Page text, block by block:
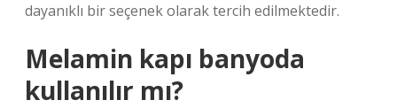
dayanıklı bir seçenek olarak tercih edilmektedir.
Melamin kapı banyoda
kullanılır mı?